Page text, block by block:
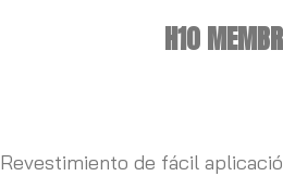
H10
Revestimiento de fácil